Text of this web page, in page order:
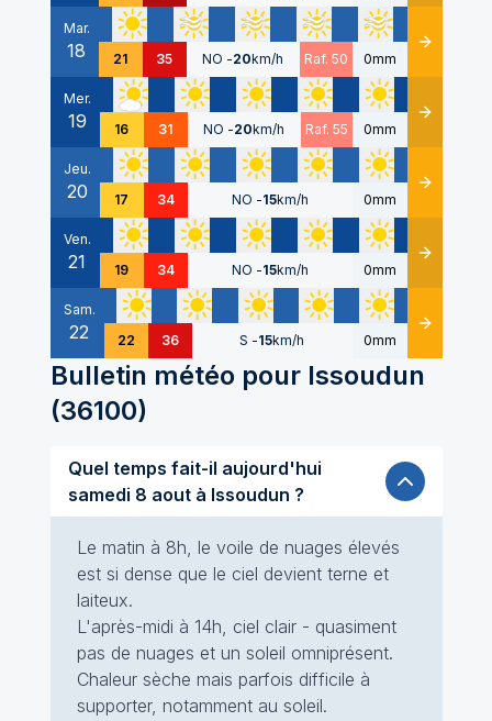
Mar.
18 21 35 NO -20km/h Raf. 50 0mm Détails
Mer.
19 16 31 NO -20km/h Raf. 55 0mm Détails
Jeu.
20 17 34 NO -15km/h 0mm Détails
Ven.
21 19 34 NO -15km/h 0mm Détails
Sam.
22 22 36 S -15km/h 0mm Détails
Bulletin météo pour Issoudun
(36100)
Quel temps fait-il aujourd'hui
samedi 8 aout à Issoudun ?
Le matin à 8h, le voile de nuages élevés
est si dense que le ciel devient terne et
laiteux.
L'après-midi à 14h, ciel clair - quasiment
pas de nuages et un soleil omniprésent.
Chaleur sèche mais parfois difficile à
supporter, notamment au soleil.